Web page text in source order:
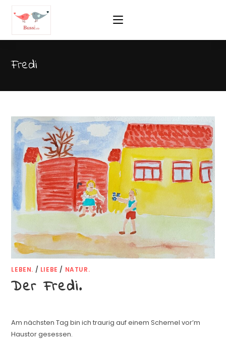
Fredi
LEBEN. / LIEBE / NATUR.
Der Fredi.
Am nächsten Tag bin ich traurig auf einem Schemel vor’m
Haustor gesessen.